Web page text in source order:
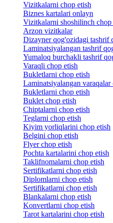
Vizitkalarni chop etish
Biznes kartalari onlayn
Vizitkalarni shoshilinch chop
Arzon vizitkalar
Dizayner qog'ozidagi tashrif
Laminatsiyalangan tashrif
Yumaloq burchakli tashrif
Varaqli chop etish
Bukletlarni chop etish
Laminatsiyalangan varaqalar
Bukletlarni chop etish
Buklet chop etish
Chiptalarni chop etish
Teglarni chop etish
Kiyim yorliqlarini chop etish
Belgini chop etish
Flyer chop etish
Pochta kartalarini chop etish
Taklifnomalarni chop etish
Sertifikatlarni chop etish
Diplomlarni chop etish
Sertifikatlarni chop etish
Blankalarni chop etish
Konvertlarni chop etish
Tarot kartalarini chop etish